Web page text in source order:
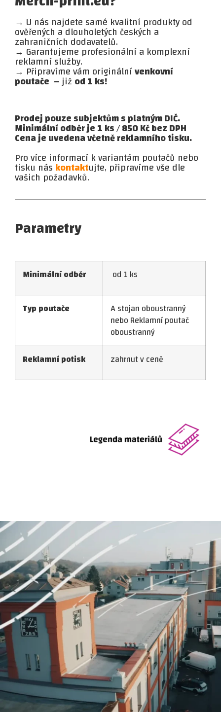
→ U nás najdete samé kvalitní produkty od
ověřených a dlouholetých českých a
zahraničních dodavatelů.
→ Garantujeme profesionální a komplexní
reklamní služby.
→ Připravíme vám originálnívenkovní
poutače –již od 1 ks!
Prodej pouze subjektům s platným DIČ.
Minimální odběr je 1 ks / 850 Kč bez DPH
Cena je uvedena včetně reklamního tisku.
Pro více informací k variantám poutačů nebo
tisku nás kontaktujte, připravíme vše dle
vašich požadavků.
Parametry
Minimální odběr od 1 ks
Typ poutače
A stojan oboustranný
nebo Reklamní poutač
oboustranný
Reklamní potisk
zahrnut v ceně